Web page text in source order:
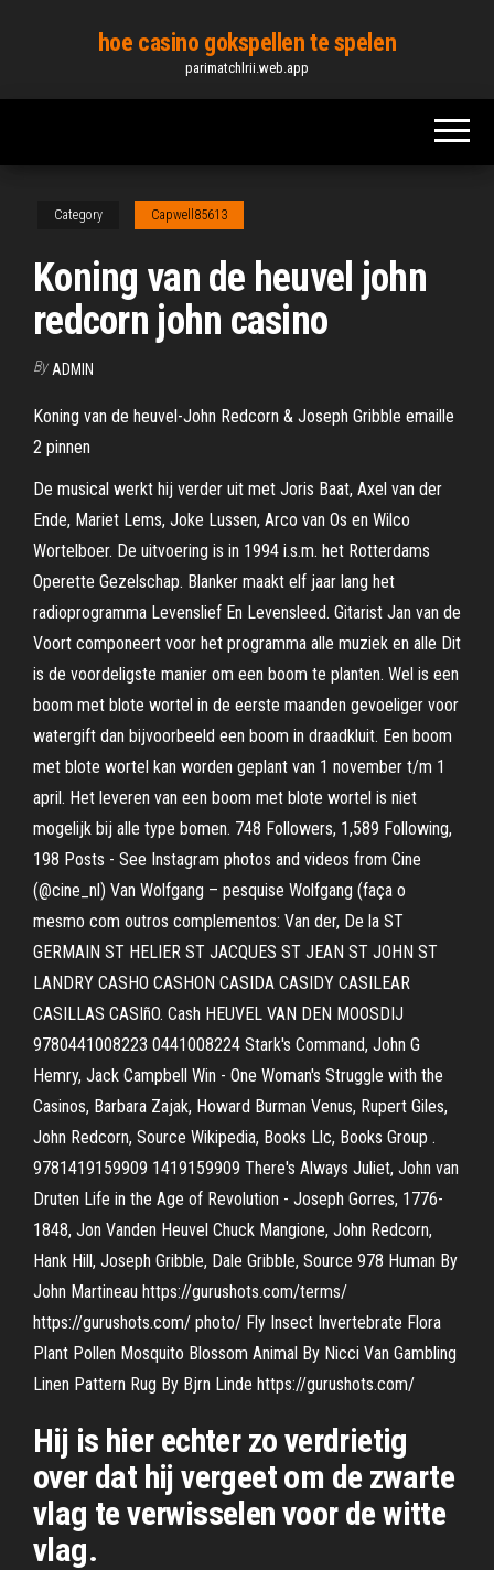
content
hoe casino gokspellen te spelen
parimatchlrii.web.app
Category Capwell85613
Koning van de heuvel john
redcorn john casino
By ADMIN
Koning van de heuvel-John Redcorn & Joseph Gribble emaille
2 pinnen
De musical werkt hij verder uit met Joris Baat, Axel van der
Ende, Mariet Lems, Joke Lussen, Arco van Os en Wilco
Wortelboer. De uitvoering is in 1994 i.s.m. het Rotterdams
Operette Gezelschap. Blanker maakt elf jaar lang het
radioprogramma Levenslief En Levensleed. Gitarist Jan van de
Voort componeert voor het programma alle muziek en alle Dit
is de voordeligste manier om een boom te planten. Wel is een
boom met blote wortel in de eerste maanden gevoeliger voor
watergift dan bijvoorbeeld een boom in draadkluit. Een boom
met blote wortel kan worden geplant van 1 november t/m 1
april. Het leveren van een boom met blote wortel is niet
mogelijk bij alle type bomen. 748 Followers, 1,589 Following,
198 Posts - See Instagram photos and videos from Cine
(@cine_nl) Van Wolfgang – pesquise Wolfgang (faça o
mesmo com outros complementos: Van der, De la ST
GERMAIN ST HELIER ST JACQUES ST JEAN ST JOHN ST
LANDRY CASHO CASHON CASIDA CASIDY CASILEAR
CASILLAS CASIñO. Cash HEUVEL VAN DEN MOOSDIJ
9780441008223 0441008224 Stark's Command, John G
Hemry, Jack Campbell Win - One Woman's Struggle with the
Casinos, Barbara Zajak, Howard Burman Venus, Rupert Giles,
John Redcorn, Source Wikipedia, Books Llc, Books Group .
9781419159909 1419159909 There's Always Juliet, John van
Druten Life in the Age of Revolution - Joseph Gorres, 1776-
1848, Jon Vanden Heuvel Chuck Mangione, John Redcorn,
Hank Hill, Joseph Gribble, Dale Gribble, Source 978 Human By
John Martineau https://gurushots.com/terms/
https://gurushots.com/ photo/ Fly Insect Invertebrate Flora
Plant Pollen Mosquito Blossom Animal By Nicci Van Gambling
Linen Pattern Rug By Bjrn Linde https://gurushots.com/
Hij is hier echter zo verdrietig
over dat hij vergeet om de zwarte
vlag te verwisselen voor de witte
vlag.